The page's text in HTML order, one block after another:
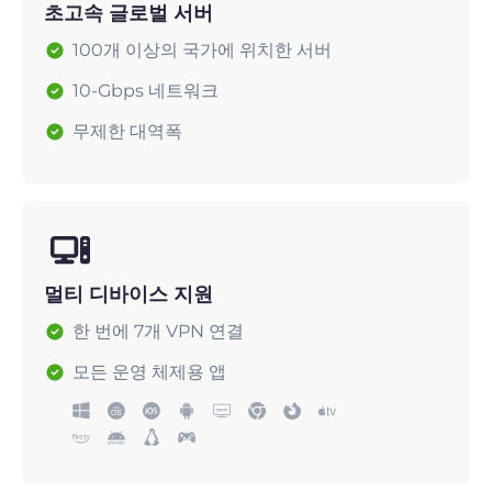
초고속 글로벌 서버
100개 이상의 국가에 위치한 서버
10-Gbps 네트워크
무제한 대역폭
멀티 디바이스 지원
한 번에 7개 VPN 연결
모든 운영 체제용 앱